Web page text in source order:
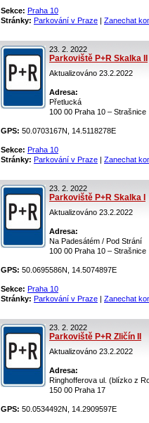
Sekce: Praha 10
Stránky: Parkování v Praze | Zanechat
23. 2. 2022
Parkoviště P+R Skalka II
Aktualizováno 23.2.2022
Adresa:
Přetlucká
100 00 Praha 10 – Strašnice
GPS: 50.0703167N, 14.5118278E
Sekce: Praha 10
Stránky: Parkování v Praze | Zanechat
23. 2. 2022
Parkoviště P+R Skalka I
Aktualizováno 23.2.2022
Adresa:
Na Padesátém / Pod Strání
100 00 Praha 10 – Strašnice
GPS: 50.0695586N, 14.5074897E
Sekce: Praha 10
Stránky: Parkování v Praze | Zanechat
23. 2. 2022
Parkoviště P+R Zličín II
Aktualizováno 23.2.2022
Adresa:
Ringhofferova ul. (blízko z
150 00 Praha 17
GPS: 50.0534492N, 14.2909597E